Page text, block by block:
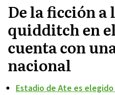
De la ficción a
quidditch en
cuenta con
nacional
Estadio de Ate es